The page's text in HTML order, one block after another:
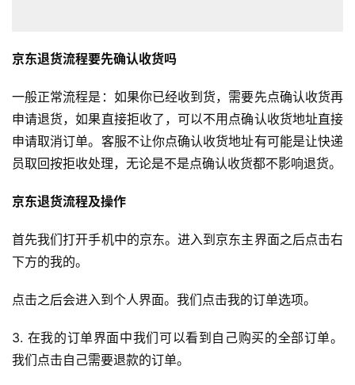
页
京东退货流程要先确认收货吗
一般正常流程是：如果你已经收到货，需要先点确认收货再
申请退货，如果直接拒收了，可以不用点确认收货地址直接
申请取消订单。客服不让你点确认收货地址有可能是让快递
员取回按拒收处理，无论是不是点确认收货都不影响退货。
京东退货流程及操作
首先我们打开手机中的京东。进入到京东主界面之后点击右
下方的我的。
点击之后会进入到个人界面。我们点击我的订单选项。
3. 在我的订单界面中我们可以看到自己购买的全部订单。
我们点击自己需要退款的订单。